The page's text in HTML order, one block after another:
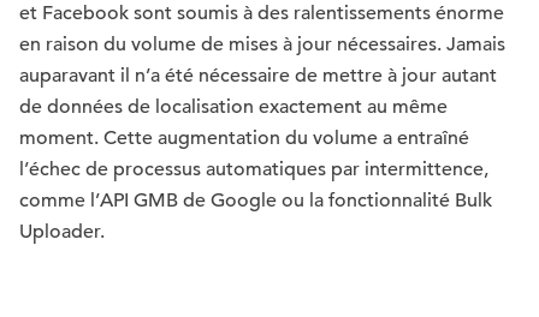
et Facebook sont soumis à des ralentissements énorme
en raison du volume de mises à jour nécessaires. Jamais
auparavant il n’a été nécessaire de mettre à jour autant
de données de localisation exactement au même
moment. Cette augmentation du volume a entraîné
l’échec de processus automatiques par intermittence,
comme l’API GMB de Google ou la fonctionnalité Bulk
Uploader.